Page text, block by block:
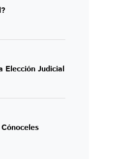
Elección Judicial